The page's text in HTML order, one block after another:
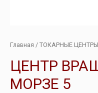
Главная / ТОКАРНЫЕ ЦЕНТРЫ
ЦЕНТР
МОРЗЕ 5